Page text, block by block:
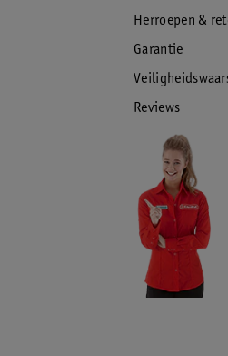
Herroepen &
Garantie
Reviews